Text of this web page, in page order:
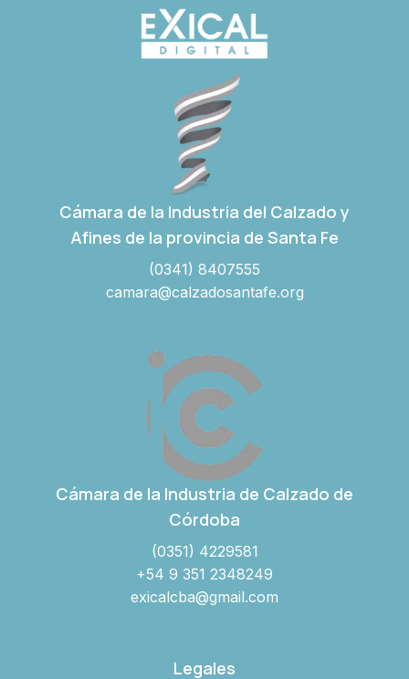
Cámara de la Industria del Calzado y
Afines de la provincia de Santa Fe
(0341) 8407555
camara@calzadosantafe.org
Cámara de la Industria de Calzado de
Córdoba
(0351) 4229581
+54 9 351 2348249
exicalcba@gmail.com
Legales